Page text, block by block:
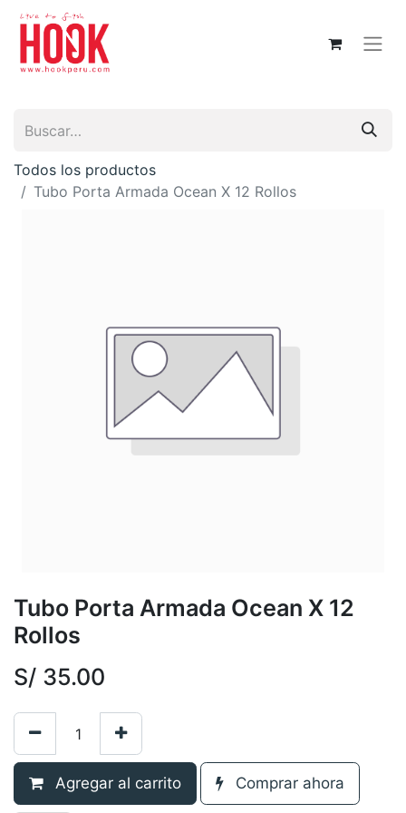
Todos los productos
Tubo Porta Armada Ocean X 12 Rollos
Tubo Porta Armada Ocean X 12
Rollos
S/ 35.00
Agregar al carrito Comprar ahora